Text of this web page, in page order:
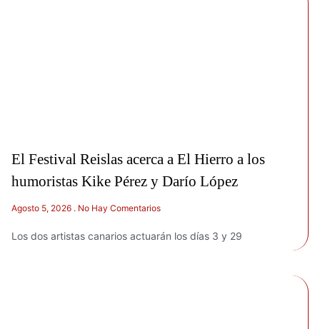
El Festival Reislas acerca a El Hierro a los
humoristas Kike Pérez y Darío López
Agosto 5, 2026 No Hay Comentarios
Los dos artistas canarios actuarán los días 3 y 29